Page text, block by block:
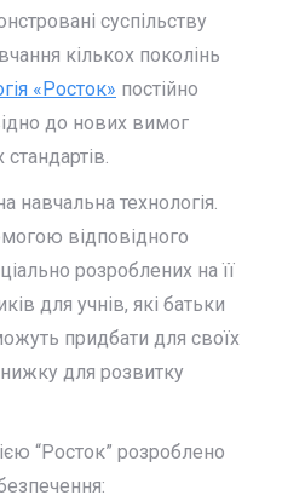
суспільству
кількох поколінь
«Росток» постійно
до нових вимог
навчальна технологія.
відповідного
розроблених на її
для учнів, які батьки
придбати для своїх
для розвитку
“Росток” розроблено